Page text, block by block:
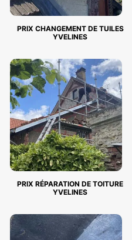
PRIX CHANGEMENT DE TUILES
YVELINES
PRIX RÉPARATION DE TOITURE
YVELINES